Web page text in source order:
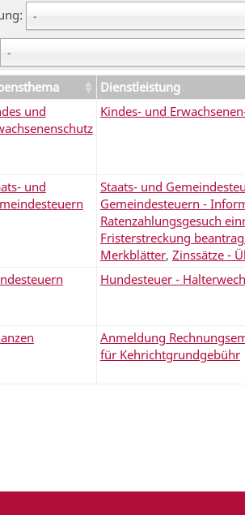
-
-
Dienstleistung
und
Kindes- und
und
Staats- und
Gemeindesteuern -
Ratenzahlungsgesuch
Fristerstreckung
Merkblätter, Zinssätze -
Hundesteuer -
Anmeldung
für Kehrichtgrundgebühr